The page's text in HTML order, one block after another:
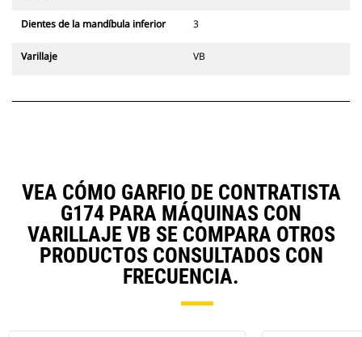
Dientes de la mandíbula inferior 3
Varillaje VB
VEA CÓMO GARFIO DE CONTRATISTA
G174 PARA MÁQUINAS CON
VARILLAJE VB SE COMPARA OTROS
PRODUCTOS CONSULTADOS CON
FRECUENCIA.